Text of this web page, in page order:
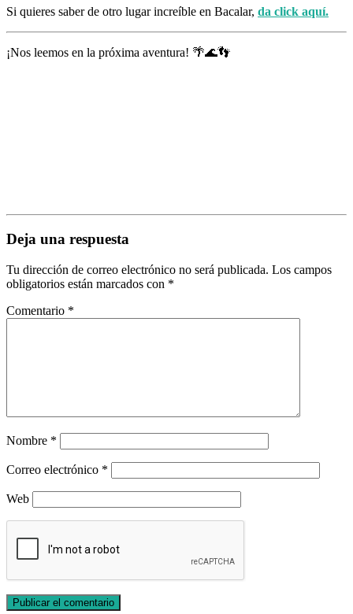
Si quieres saber de otro lugar increíble en Bacalar, da click aquí.
¡Nos leemos en la próxima aventura! 🌴🌊👣
Deja una respuesta
Tu dirección de correo electrónico no será publicada. Los campos
obligatorios están marcados con *
Comentario *
Nombre *
Correo electrónico *
Web